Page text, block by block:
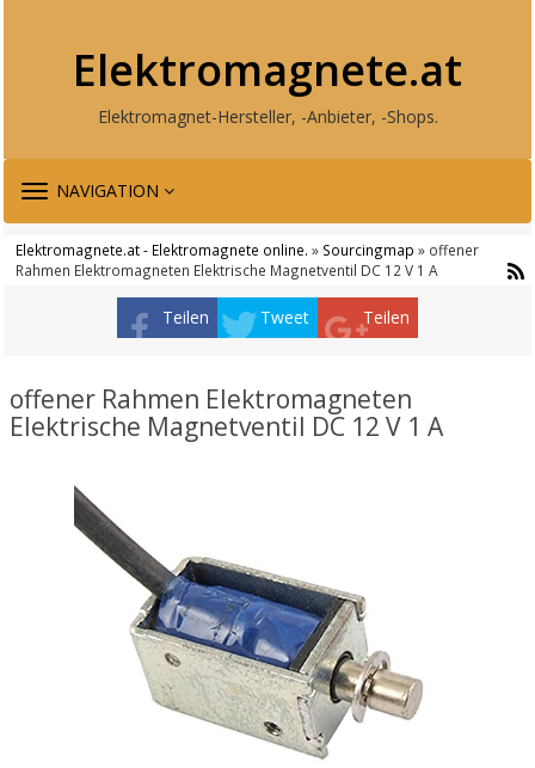
Elektromagnete.at
Elektromagnet-Hersteller, -Anbieter, -Shops.
TOGGLE
NAVIGATION
Elektromagnete.at - Elektromagnete online. » Sourcingmap » offener
Rahmen Elektromagneten Elektrische Magnetventil DC 12 V 1 A
Teilen Tweet Teilen
offener Rahmen Elektromagneten
Elektrische Magnetventil DC 12 V 1 A